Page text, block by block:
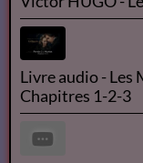
Victor HUGO -
Livre audio - Les
Chapitres 1-2-3